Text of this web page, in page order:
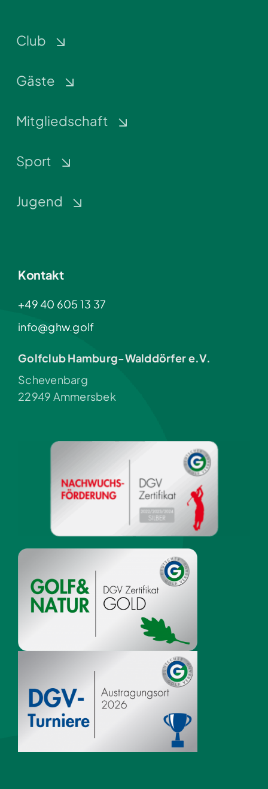
Club
Gäste
Mitgliedschaft
Sport
Jugend
Kontakt
+49 40 605 13 37
info@ghw.golf
Golfclub Hamburg-Walddörfer e.V.
Schevenbarg
22949 Ammersbek